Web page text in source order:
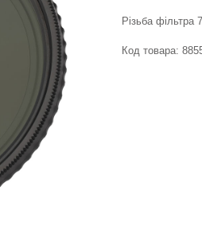
Різьба фільтра
Код товара: